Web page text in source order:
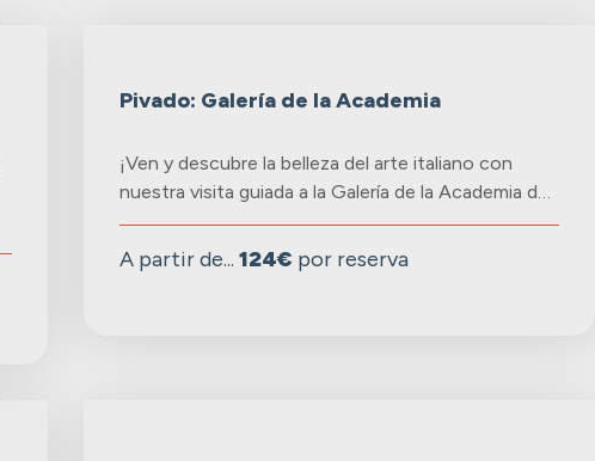
Pivado: Galería de la Academia
¡Ven y descubre la belleza del arte italiano con
nuestra visita guiada a la Galería de la Academia d…
A partir de... 124€ por reserva